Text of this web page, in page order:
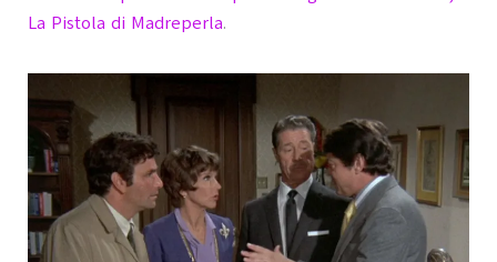
La Pistola di Madreperla.